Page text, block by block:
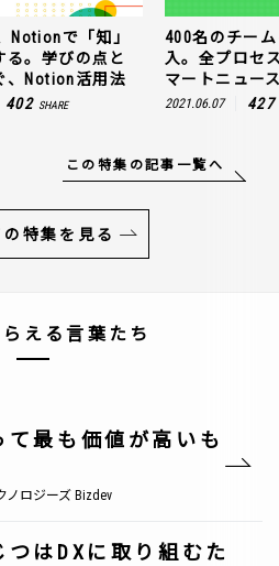
Notionで「知」
る。学びの点と
、Notion活用法
402 SHARE
400名のチー
入。全プロセ
マートニュー
2021.06.07 427
この特集の記事一覧へ
の特集を見る
える言葉たち
最も価値が高いも
ノロジーズ Bizdev
はDXに取り組むた